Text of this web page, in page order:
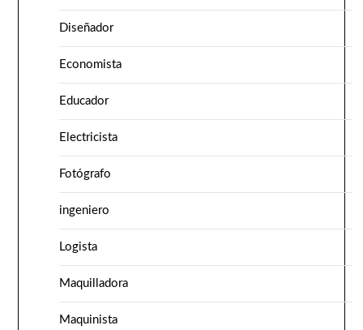
Diseñador
Economista
Educador
Electricista
Fotógrafo
ingeniero
Logista
Maquilladora
Maquinista